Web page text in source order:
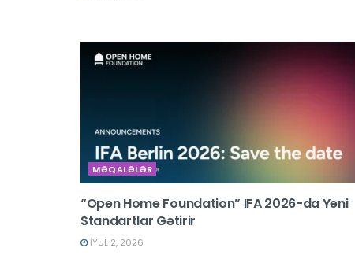
MƏQALƏLƏR
“Open Home Foundation” IFA 2026-da Yeni
Standartlar Gətirir
İYUL 2, 2026